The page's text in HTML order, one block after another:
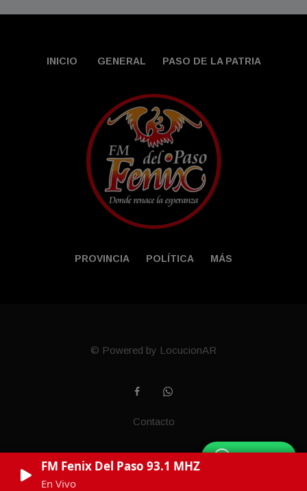
FM Fenix Del Paso 93.1 MHZ
En Vivo
WhatsApp
INICIO GENERAL PASO DE LA PATRIA
PROVINCIA POLÍTICA MÁS
© Powered by LocucionAR
Contacto